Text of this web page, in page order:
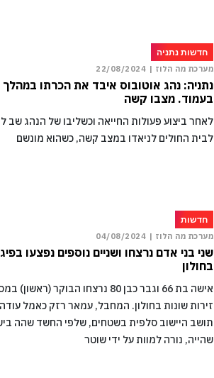
חדשות נתניה
מערכת מה הלוז | 22/08/2024
נתניה: נהג אוטובוס איבד את הכרתו במהלך
בעמוד. מצבו קשה
לאחר ביצוע פעולות החייאה וכשליבו של הנהג שב
לבית החולים לניאדו במצב קשה, כשהוא מונשם
חדשות
מערכת מה הלוז | 04/08/2024
שני בני אדם נרצחו ושניים נוספים נפצעו
בחולון
אישה בת 66 וגבר כבן 80 נרצחו הבוקר
תושב היישוב סלפית בשטחים, שלפי החשד שהה
שהייה, נורה למוות על ידי שוטר